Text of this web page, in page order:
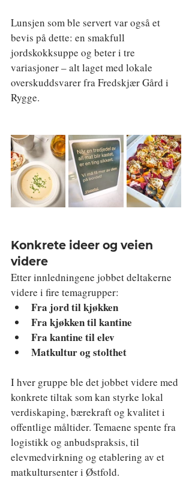
Lunsjen som ble servert var også et
bevis på dette: en smakfull
jordskokksuppe og beter i tre
variasjoner – alt laget med lokale
overskuddsvarer fra Fredskjær Gård i
Rygge.
Konkrete ideer og veien
videre
Etter innledningene jobbet deltakerne
videre i fire temagrupper:
Fra jord til kjøkken
Fra kjøkken til kantine
Fra kantine til elev
Matkultur og stolthet
I hver gruppe ble det jobbet videre med
konkrete tiltak som kan styrke lokal
verdiskaping, bærekraft og kvalitet i
offentlige måltider. Temaene spente fra
logistikk og anbudspraksis, til
elevmedvirkning og etablering av et
matkultursenter i Østfold.